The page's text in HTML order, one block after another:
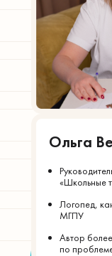
Ольга
«Школьные
Логопед,
МГПУ
Автор
по